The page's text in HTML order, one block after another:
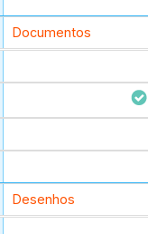
Documentos
Desenhos